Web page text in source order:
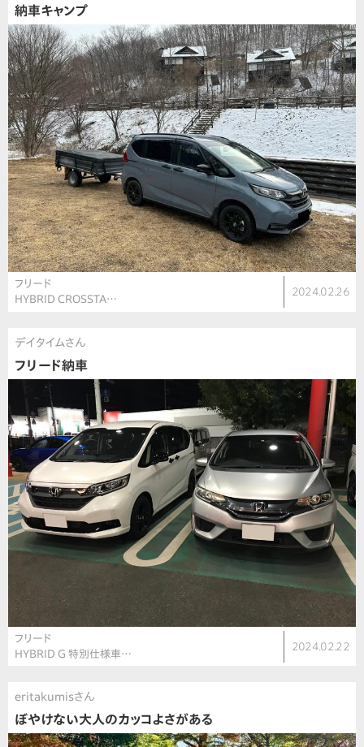
納車キャンプ
フリード
HYBRID CROSSTA…
2024.02.26
デイタイムさん
フリード納車
フリード
HYBRID G 特別仕様車…
2024.02.22
eritakumisさん
ぼやけない大人のカッコよさがある